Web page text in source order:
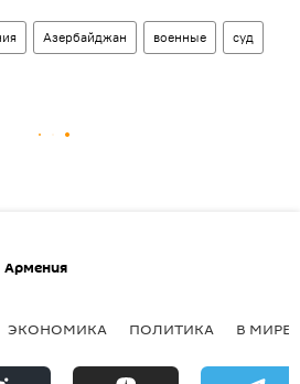
Азербайджан военные суд
Армения
ЭКОНОМИКА ПОЛИТИКА В МИРЕ